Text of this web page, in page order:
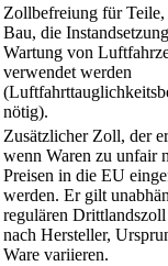
Zollbefreiung für Teile,
Bau, die
Wartung von
verwendet werden
nötig).
Zusätzlicher Zoll, der
wenn Waren zu unfair
Preisen in die EU
werden. Er gilt
regulären
nach Hersteller,
Ware variieren.